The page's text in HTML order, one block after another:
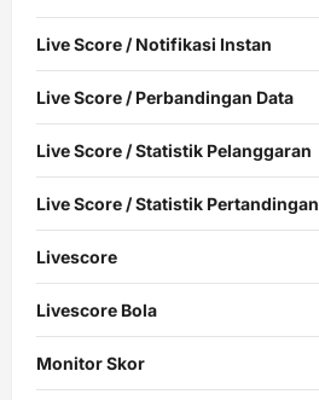
Live Score / Notifikasi Instan
Live Score / Perbandingan Data
Live Score / Statistik Pelanggaran
Live Score / Statistik Pertandingan
Livescore
Livescore Bola
Monitor Skor